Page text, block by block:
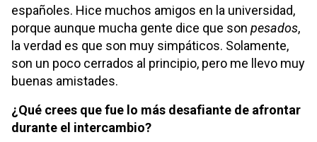
españoles. Hice muchos amigos en la universidad,
porque aunque mucha gente dice que son pesados,
la verdad es que son muy simpáticos. Solamente,
son un poco cerrados al principio, pero me llevo muy
buenas amistades.
¿Qué crees que fue lo más desafiante de afrontar
durante el intercambio?